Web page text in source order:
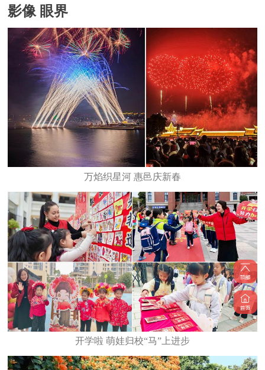
影像 眼界
万焰织星河 惠邑庆新春
开学啦 萌娃归校“马”上进步